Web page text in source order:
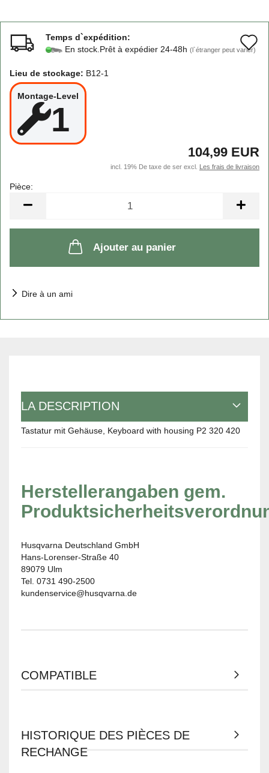
Temps d`expédition:
En stock.Prêt à expédier 24-48h (l`étranger peut varier)
Lieu de stockage: B12-1
Montage-Level
1
104,99 EUR
incl. 19% De taxe de ser excl. Les frais de livraison
Pièce:
Ajouter au panier
Dire à un ami
LA DESCRIPTION
Tastatur mit Gehäuse, Keyboard with housing P2 320 420
Herstellerangaben gem.
Husqvarna Deutschland GmbH
Hans-Lorenser-Straße 40
89079 Ulm
Tel. 0731 490-2500
kundenservice@husqvarna.de
COMPATIBLE
HISTORIQUE DES PIÈCES DE
RECHANGE